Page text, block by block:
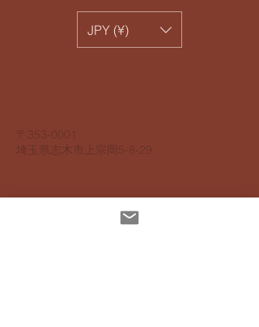
JPY (¥)
​〒353-0001
​埼玉県志木市上宗岡5-8-29
アクセスビリティ指針